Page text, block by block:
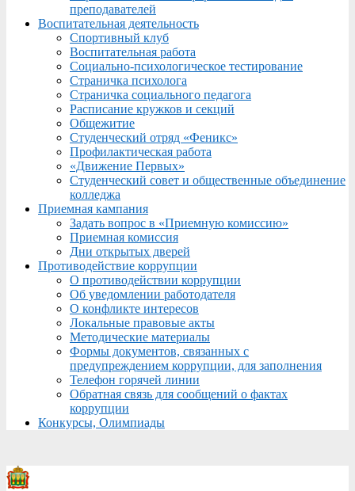
преподавателей
Воспитательная деятельность
Спортивный клуб
Воспитательная работа
Социально-психологическое тестирование
Страничка психолога
Страничка социального педагога
Расписание кружков и секций
Общежитие
Студенческий отряд «Феникс»
Профилактическая работа
«Движение Первых»
Студенческий совет и общественные объединение
колледжа
Приемная кампания
Задать вопрос в «Приемную комиссию»
Приемная комиссия
Дни открытых дверей
Противодействие коррупции
О противодействии коррупции
Об уведомлении работодателя
О конфликте интересов
Локальные правовые акты
Методические материалы
Формы документов, связанных с
предупреждением коррупции, для заполнения
Телефон горячей линии
Обратная связь для сообщений о фактах
коррупции
Конкурсы, Олимпиады